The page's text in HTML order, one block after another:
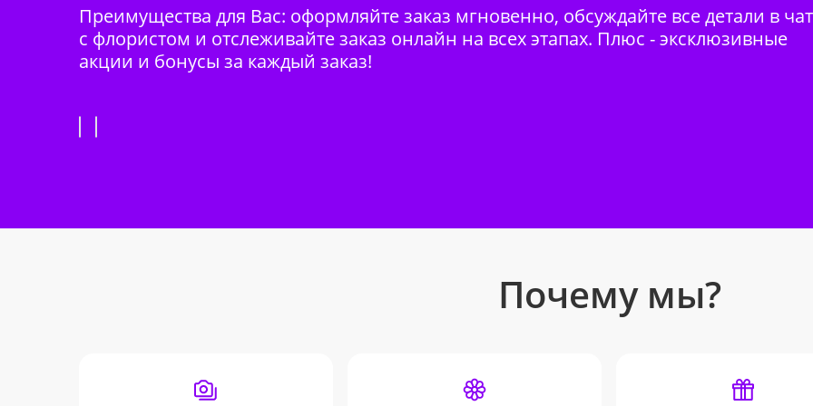
Преимущества для Вас: оформляйте заказ мгновенно, обсуждайте все детали в
с флористом и отслеживайте заказ онлайн на всех этапах. Плюс - эксклюзивные
акции и бонусы за каждый заказ!
Почему мы?